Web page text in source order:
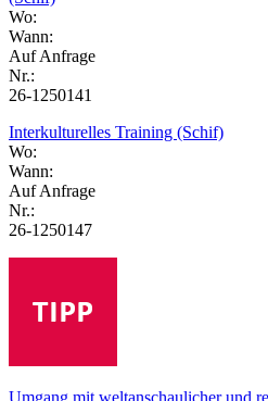
Wo:
Wann:
Auf Anfrage
Nr.:
26-1250141
Interkulturelles Training (Schif)
Wo:
Wann:
Auf Anfrage
Nr.:
26-1250147
Umgang mit weltanschaulicher und